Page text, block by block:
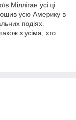
Мілліган усі ці
усю Америку в
подіях.
з усіма, хто